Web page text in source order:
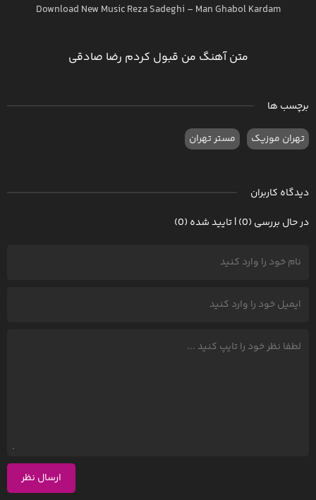
Download New MusicReza Sadeghi – Man Ghabol Kardam
متن آهنگ من قبول کردم رضا صادقی
برچسب ها
تهران موزیک مستر تهران
دیدگاه کاربران
در حال بررسی (0) | تایید شده (0)
ارسال نظر